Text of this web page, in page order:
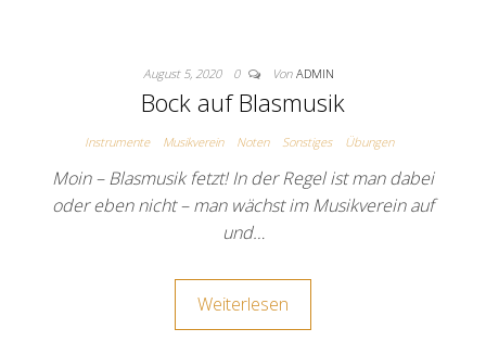
August 5, 2020 0 Von ADMIN
Bock auf Blasmusik
Instrumente Musikverein Noten Sonstiges Übungen
Moin – Blasmusik fetzt! In der Regel ist man dabei
oder eben nicht – man wächst im Musikverein auf
und…
Weiterlesen